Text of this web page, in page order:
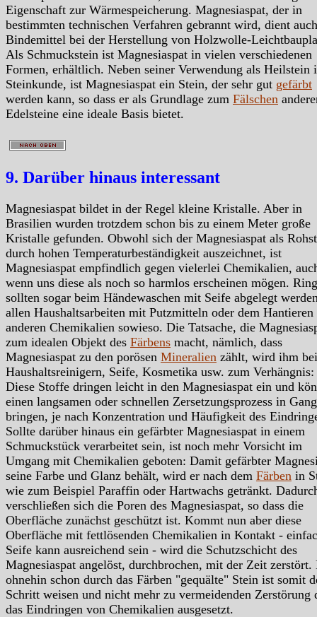
Eigenschaft zur Wärmespeicherung. Magnesiaspat, der in
bestimmten technischen Verfahren gebrannt wird, dient
Bindemittel bei der Herstellung von Holzwolle-
Als Schmuckstein ist Magnesiaspat in vielen verschiedenen
Formen, erhältlich. Neben seiner Verwendung als Heilstein
Steinkunde, ist Magnesiaspat ein Stein, der sehr gut gefärbt
werden kann, so dass er als Grundlage zum Fälschen
Edelsteine eine ideale Basis bietet.
9. Darüber hinaus interessant
Magnesiaspat bildet in der Regel kleine Kristalle. Aber in
Brasilien wurden trotzdem schon bis zu einem Meter große
Kristalle gefunden. Obwohl sich der Magnesiaspat als
durch hohen Temperaturbeständigkeit auszeichnet, ist
Magnesiaspat empfindlich gegen vielerlei Chemikalien,
wenn uns diese als noch so harmlos erscheinen mögen.
sollten sogar beim Händewaschen mit Seife abgelegt
allen Haushaltsarbeiten mit Putzmitteln oder dem
anderen Chemikalien sowieso. Die Tatsache, die
zum idealen Objekt des Färbens macht, nämlich, dass
Magnesiaspat zu den porösen Mineralien zählt, wird ihm bei
Haushaltsreinigern, Seife, Kosmetika usw. zum Verhängnis:
Diese Stoffe dringen leicht in den Magnesiaspat ein und
einen langsamen oder schnellen Zersetzungsprozess in Gang
bringen, je nach Konzentration und Häufigkeit des
Sollte darüber hinaus ein gefärbter Magnesiaspat in einem
Schmuckstück verarbeitet sein, ist noch mehr Vorsicht im
Umgang mit Chemikalien geboten: Damit gefärbter
seine Farbe und Glanz behält, wird er nach dem Färben in
wie zum Beispiel Paraffin oder Hartwachs getränkt.
verschließen sich die Poren des Magnesiaspat, so dass die
Oberfläche zunächst geschützt ist. Kommt nun aber diese
Oberfläche mit fettlösenden Chemikalien in Kontakt -
Seife kann ausreichend sein - wird die Schutzschicht des
Magnesiaspat angelöst, durchbrochen, mit der Zeit zerstört.
ohnehin schon durch das Färben "gequälte" Stein ist somit
Schritt weisen und nicht mehr zu vermeidenden Zerstörung
das Eindringen von Chemikalien ausgesetzt.